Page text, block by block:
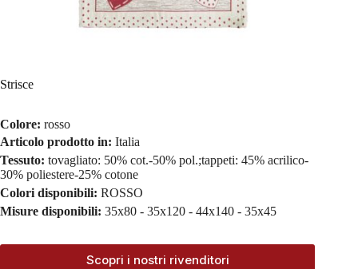
Strisce
Colore: rosso
Articolo prodotto in: Italia
Tessuto: tovagliato: 50% cot.-50% pol.;tappeti: 45% acrilico-
30% poliestere-25% cotone
Colori disponibili: ROSSO
Misure disponibili: 35x80 - 35x120 - 44x140 - 35x45
Scopri i nostri rivenditori